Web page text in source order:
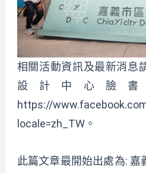
相關活動資訊及最新消息
設計中心臉書
https://
locale=zh_TW。
此篇文章最開始出處為: 嘉